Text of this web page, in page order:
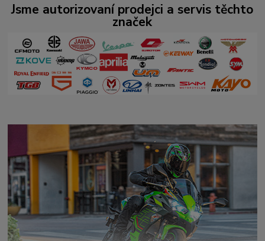
Jsme autorizovaní prodejci a servis těchto
značek